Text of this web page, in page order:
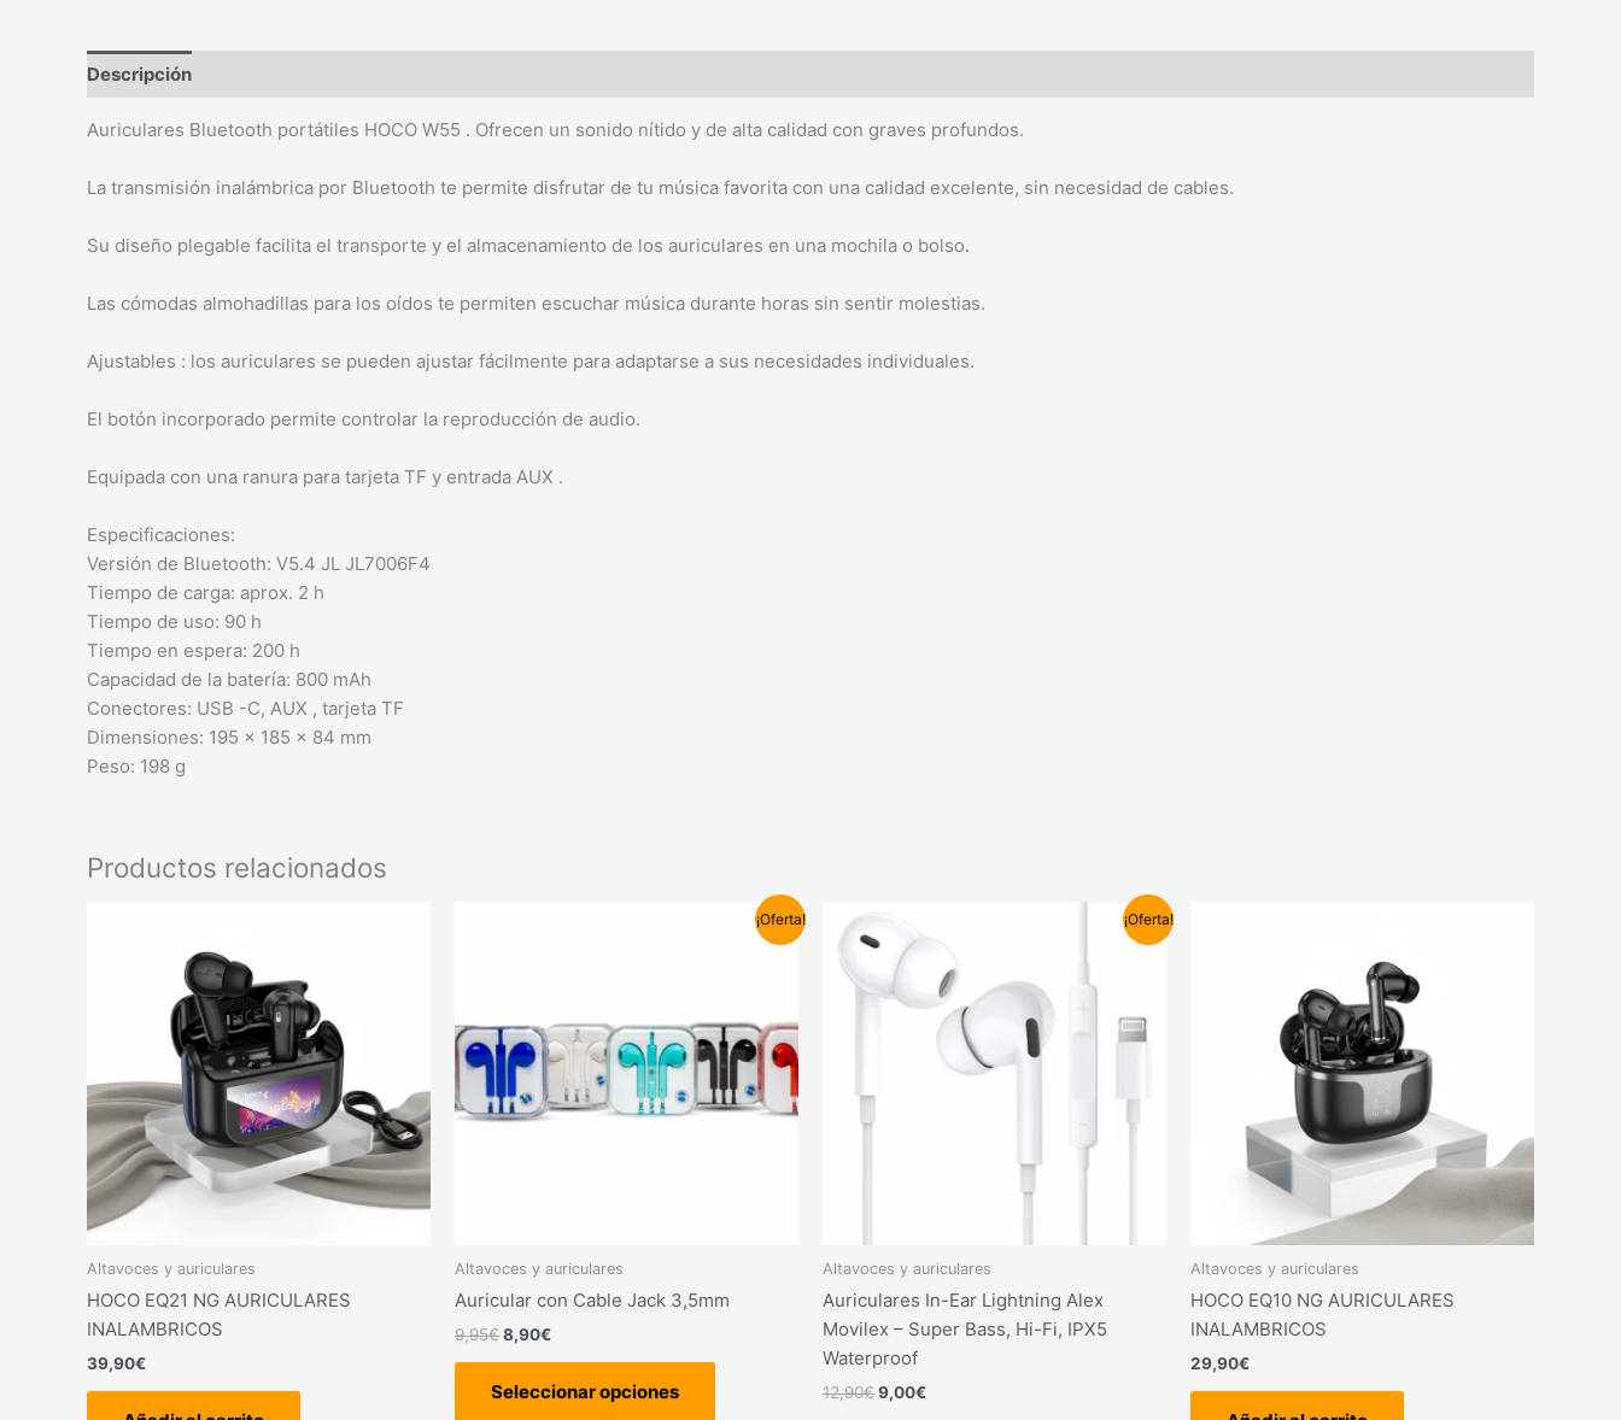
Descripción
Auriculares Bluetooth portátiles HOCO W55 . Ofrecen un sonido nítido y de alta calidad con graves profundos.
La transmisión inalámbrica por Bluetooth te permite disfrutar de tu música favorita con una calidad excelente, sin necesidad de cables.
Su diseño plegable facilita el transporte y el almacenamiento de los auriculares en una mochila o bolso.
Las cómodas almohadillas para los oídos te permiten escuchar música durante horas sin sentir molestias.
Ajustables : los auriculares se pueden ajustar fácilmente para adaptarse a sus necesidades individuales.
El botón incorporado permite controlar la reproducción de audio.
Equipada con una ranura para tarjeta TF y entrada AUX .
Especificaciones:
Versión de Bluetooth: V5.4 JL JL7006F4
Tiempo de carga: aprox. 2 h
Tiempo de uso: 90 h
Tiempo en espera: 200 h
Capacidad de la batería: 800 mAh
Conectores: USB -C, AUX , tarjeta TF
Dimensiones: 195 × 185 × 84 mm
Peso: 198 g
Productos relacionados
Altavoces y auriculares
HOCO EQ21 NG AURICULARES
INALAMBRICOS
39,90€
¡Oferta!
Altavoces y auriculares
Auricular con Cable Jack 3,5mm
9,95€8,90€
Seleccionar opciones
producto
variantes.
Las
opciones
se
¡Oferta!
Altavoces y auriculares
Auriculares In-Ear Lightning Alex
Movilex – Super Bass, Hi-Fi, IPX5
Waterproof
12,90€
original
era:
12,90€.
9,00€
es:
9,00€.
Altavoces y auriculares
HOCO EQ10 NG AURICULARES
INALAMBRICOS
29,90€